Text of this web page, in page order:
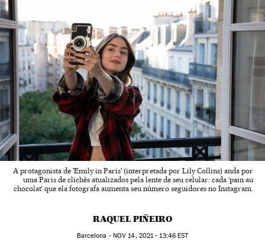
A protagonista de 'Emily in Paris' (interpretada por Lily Collins) anda por
uma Paris de clichês atualizados pela lente de seu celular: cada ‘pain au
chocolat’ que ela fotografa aumenta seu número seguidores no Instagram.
RAQUEL PIÑEIRO
Barcelona - NOV 14, 2021 - 13:46EST